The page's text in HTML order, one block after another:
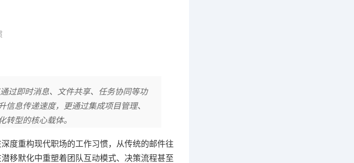
过即时消息、文件共享、任务协同等功
息传递速度，更通过集成项目管理、
转型的核心载体。
度重构现代职场的工作习惯，从传统的邮件往
移默化中重塑着团队互动模式、决策流程甚至